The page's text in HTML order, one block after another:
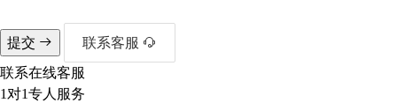
提交
联系客服
联系在线客服
1对1专人服务